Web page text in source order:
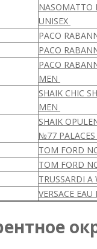
NASOMATTO
UNISEX
PACO
PACO
PACO
MEN
SHAIK CHIC
MEN
SHAIK
№77 PALACES
TOM FORD
TOM FORD
TRUSSARDI A
VERSACE